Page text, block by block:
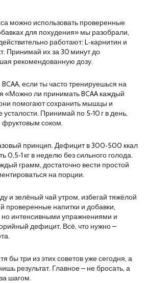
можно использовать проверенные
для похудения» мы разобрали,
работают: L‑карнитин и
Принимай их за 30 минут до
рекомендованную дозу.
если ты часто тренируешься на
«Можно ли принимать BCAA каждый
помогают сохранить мышцы и
Принимай по 5‑10 г в день,
соком.
принцип. Дефицит в 300‑500 ккал
0,5‑1 кг в неделю без сильного голода.
грамм, достаточно вести простой
на порции.
и зелёный чай утром, избегай тяжёлой
проверенные напитки и добавки,
но интенсивными упражнениями и
дефицит. Всё, что нужно –
бы три из этих советов уже сегодня, а
результат. Главное – не бросать, а
шагом.